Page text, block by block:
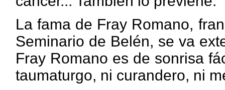
La fama de Fray Romano,
Seminario de Belén, se va
Fray Romano es de sonrisa
taumaturgo, ni curandero, ni